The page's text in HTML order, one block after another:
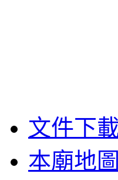
文件下
本廟地圖